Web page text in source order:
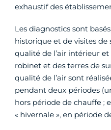
exhaustif des
Les diagnostics sont
historique et de visites de
qualité de l’air intérieur et
robinet et des terres de
qualité de l’air sont
pendant deux périodes
hors période de chauffe ;
« hivernale », en période